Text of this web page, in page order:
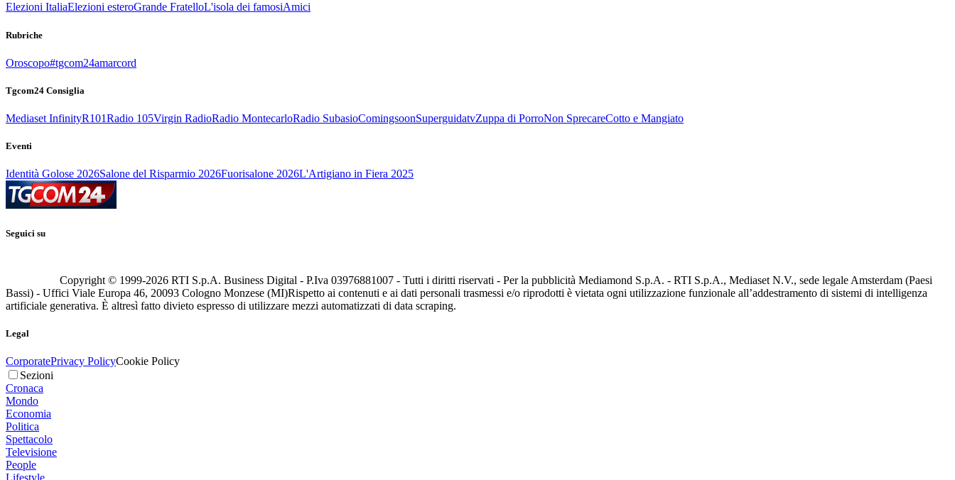
Elezioni ItaliaElezioni esteroGrande FratelloL'isola dei famosiAmici
Rubriche
Oroscopo#tgcom24amarcord
Tgcom24 Consiglia
Mediaset InfinityR101Radio 105Virgin RadioRadio MontecarloRadio SubasioComingsoonSuperguidatvZuppa di PorroNon SprecareCotto e Mangiato
Eventi
Identità Golose 2026Salone del Risparmio 2026Fuorisalone 2026L'Artigiano in Fiera 2025
Seguici su
Copyright © 1999-2026 RTI S.p.A. Business Digital - P.Iva 03976881007 - Tutti i diritti riservati - Per la pubblicità Mediamond S.p.A. - RTI S.p.A., Mediaset N.V., sede legale Amsterdam (Paesi
Bassi) - Uffici Viale Europa 46, 20093 Cologno Monzese (MI)Rispetto ai contenuti e ai dati personali trasmessi e/o riprodotti è vietata ogni utilizzazione funzionale all’addestramento di sistemi di intelligenza
artificiale generativa. È altresì fatto divieto espresso di utilizzare mezzi automatizzati di data scraping.
Legal
CorporatePrivacy PolicyCookie Policy
Sezioni
Cronaca
Mondo
Economia
Politica
Spettacolo
Televisione
People
Lifestyle